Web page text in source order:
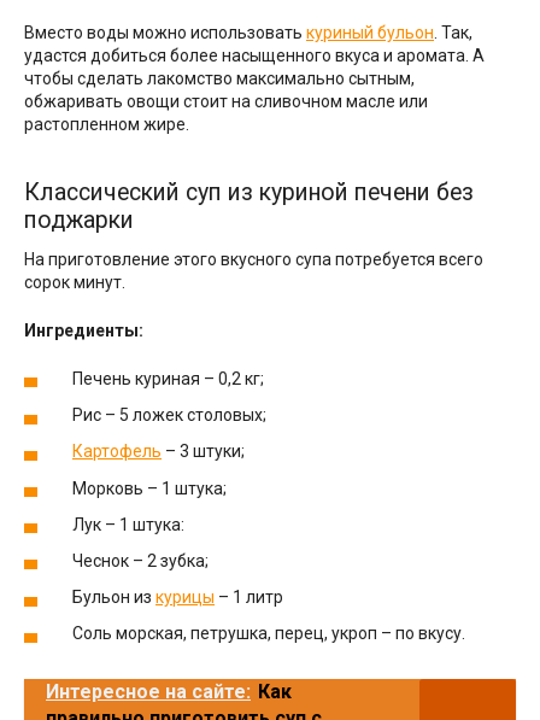
Вместо воды можно использовать куриный бульон . Так,
удастся добиться более насыщенного вкуса и аромата. А
чтобы сделать лакомство максимально сытным,
обжаривать овощи стоит на сливочном масле или
растопленном жире.
Классический суп из куриной печени без
поджарки
На приготовление этого вкусного супа потребуется всего
сорок минут.
Ингредиенты:
Печень куриная – 0,2 кг;
Рис – 5 ложек столовых;
Картофель – 3 штуки;
Морковь – 1 штука;
Лук – 1 штука:
Чеснок – 2 зубка;
Бульон из курицы – 1 литр
Соль морская, петрушка, перец, укроп – по вкусу.
Интересное на сайте: Как